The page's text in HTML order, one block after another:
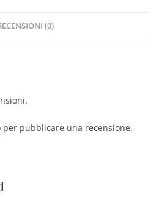
(0)
per pubblicare una recensione.